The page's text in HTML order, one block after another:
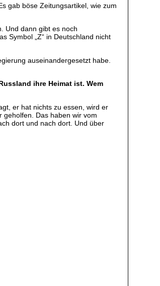
gab böse Zeitungsartikel, wie zum
Und dann gibt es noch
Symbol „Z“ in Deutschland nicht
auseinandergesetzt habe.
ihre Heimat ist. Wem
er hat nichts zu essen, wird er
geholfen. Das haben wir vom
dort und nach dort. Und über